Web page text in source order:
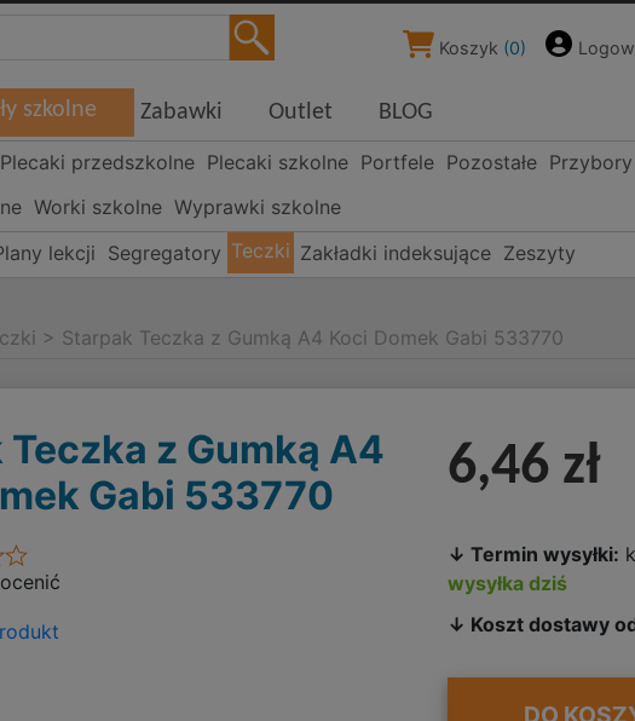
Koszyk (0)
szkolne Zabawki Outlet BLOG
Plecaki przedszkolne Plecaki szkolne Portfele Pozostałe
Worki szkolne Wyprawki szkolne
lekcji Segregatory Teczki Zakładki indeksujące Zeszyty
> Starpak Teczka z Gumką A4 Koci Domek Gabi 533770
z Gumką A4
Gabi 533770
6,46 zł
↓ Termin wysyłki:
wysyłka dziś
↓ Koszt dostawy
DO